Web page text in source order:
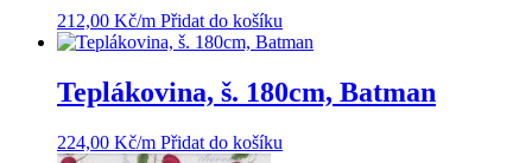
212,00 Kč/m Přidat do košíku
Teplákovina, š. 180cm, Batman
224,00 Kč/m Přidat do košíku